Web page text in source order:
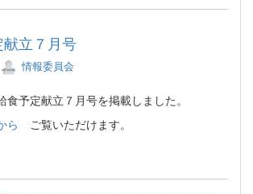
立７月号
情報委員会
予定献立７月号を掲載しました。
ら ご覧いただけます。